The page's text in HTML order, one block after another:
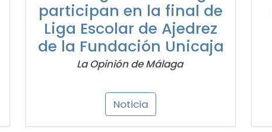
participan en la final de
Liga Escolar de Ajedrez
de la Fundación Unicaja
La Opinión de Málaga
Noticia